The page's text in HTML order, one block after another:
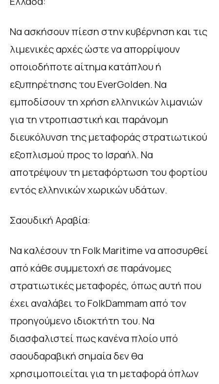
Να ασκήσουν πίεση στην κυβέρνηση και τις
λιμενικές αρχές ώστε να απορρίψουν
οποιοδήποτε αίτημα κατάπλου ή
εξυπηρέτησης του EverGolden. Να
εμποδίσουν τη χρήση ελληνικών λιμανιών
για τη ντροπιαστική και παράνομη
διευκόλυνση της μεταφοράς στρατιωτικού
εξοπλισμού προς το Ισραήλ. Να
αποτρέψουν τη μεταφόρτωση του φορτίου
εντός ελληνικών χωρικών υδάτων.
Σαουδική Αραβία:
Να καλέσουν τη Folk Maritime να αποσυρθεί
από κάθε συμμετοχή σε παράνομες
στρατιωτικές μεταφορές, όπως αυτή που
έχει αναλάβει το FolkDammam από τον
προηγούμενο ιδιοκτήτη του. Να
διασφαλιστεί πως κανένα πλοίο υπό
σαουδαραβική σημαία δεν θα
χρησιμοποιείται για τη μεταφορά όπλων